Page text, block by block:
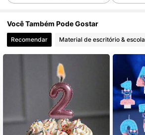
4,79 175 Seguidores
175 Seguidores
4,79 175 Seguidores
Você Também Pode Gostar
Recomendar Material de escritório & escola